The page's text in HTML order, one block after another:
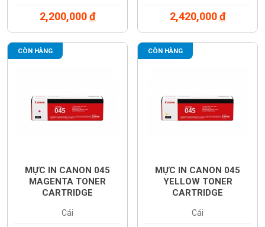
2,200,000đ 2,420,000đ
CÒN HÀNG
MỰC IN CANON 045
MAGENTA TONER
CARTRIDGE
Cái
CÒN HÀNG
MỰC IN CANON 045
YELLOW TONER
CARTRIDGE
Cái